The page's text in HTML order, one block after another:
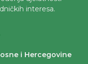
interesa.
i Hercegovine